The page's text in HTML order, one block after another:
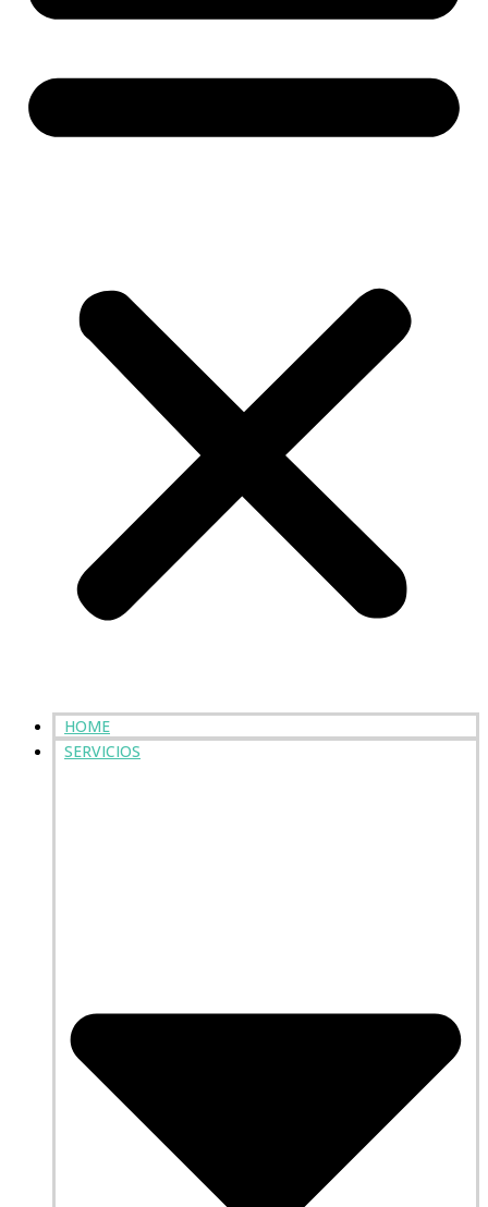
HOME
SERVICIOS